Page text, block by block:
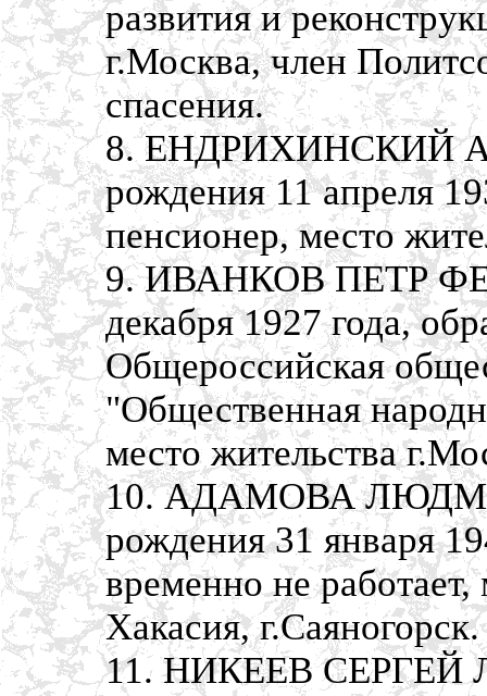
развития и
г.Москва, член
спасения.
8. ЕНДРИХИНСКИЙ
рождения 11 апреля
пенсионер, место
9. ИВАНКОВ ПЕТР
декабря 1927 года,
Общероссийская
"Общественная
место жительства
10. АДАМОВА
рождения 31 января
временно не
Хакасия, г.Саяногорск.
11. НИКЕЕВ СЕРГЕЙ